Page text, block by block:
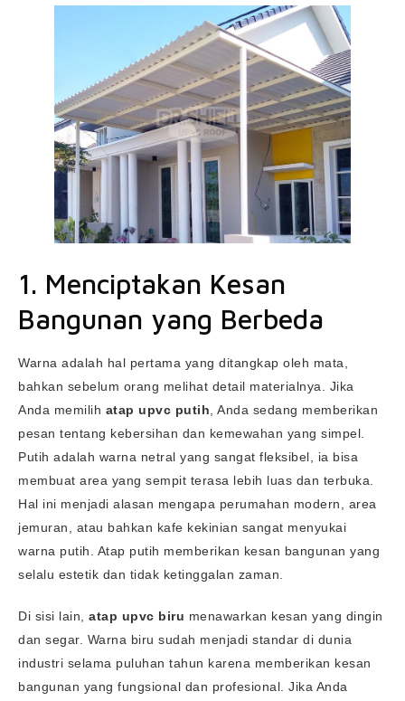
1. Menciptakan Kesan
Bangunan yang Berbeda
Warna adalah hal pertama yang ditangkap oleh mata,
bahkan sebelum orang melihat detail materialnya. Jika
Anda memilih atap upvc putih , Anda sedang memberikan
pesan tentang kebersihan dan kemewahan yang simpel.
Putih adalah warna netral yang sangat fleksibel, ia bisa
membuat area yang sempit terasa lebih luas dan terbuka.
Hal ini menjadi alasan mengapa perumahan modern, area
jemuran, atau bahkan kafe kekinian sangat menyukai
warna putih. Atap putih memberikan kesan bangunan yang
selalu estetik dan tidak ketinggalan zaman.
Di sisi lain, atap upvc biru menawarkan kesan yang dingin
dan segar. Warna biru sudah menjadi standar di dunia
industri selama puluhan tahun karena memberikan kesan
bangunan yang fungsional dan profesional. Jika Anda